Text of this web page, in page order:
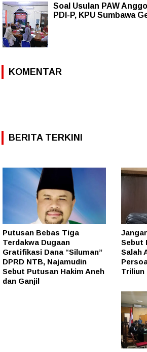
Soal Usulan PAW
PDI-P, KPU Sumbawa
KOMENTAR
BERITA TERKINI
Putusan Bebas Tiga
Terdakwa Dugaan
Gratifikasi Dana “Siluman”
DPRD NTB, Najamudin
Sebut Putusan Hakim Aneh
dan Ganjil
Sebut
Salah
Triliun